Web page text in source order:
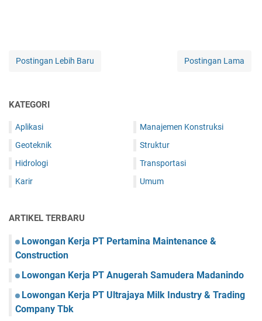
Postingan Lebih Baru Postingan Lama
KATEGORI
Aplikasi
Geoteknik
Hidrologi
Karir
Manajemen Konstruksi
Struktur
Transportasi
Umum
ARTIKEL TERBARU
Lowongan Kerja PT Pertamina Maintenance &
Construction
Lowongan Kerja PT Anugerah Samudera Madanindo
Lowongan Kerja PT Ultrajaya Milk Industry & Trading
Company Tbk